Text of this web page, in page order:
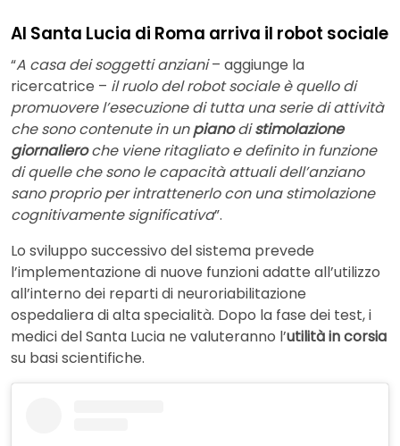
Al Santa Lucia di Roma arriva il robot sociale
“A casa dei soggetti anziani– aggiunge la
ricercatrice – il ruolo del robot sociale è quello di
promuovere l’esecuzione di tutta una serie di attività
che sono contenute in unpianodistimolazione
giornalieroche viene ritagliato e definito in funzione
di quelle che sono le capacità attuali dell’anziano
sano proprio per intrattenerlo con una stimolazione
cognitivamente significativa”.
Lo sviluppo successivo del sistema prevede
l’implementazione di nuove funzioni adatte all’utilizzo
all’interno dei reparti di neuroriabilitazione
ospedaliera di alta specialità. Dopo la fase dei test, i
medici del Santa Lucia ne valuteranno l’utilità in corsia
su basi scientifiche.